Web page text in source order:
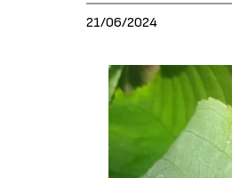
21/06/2024